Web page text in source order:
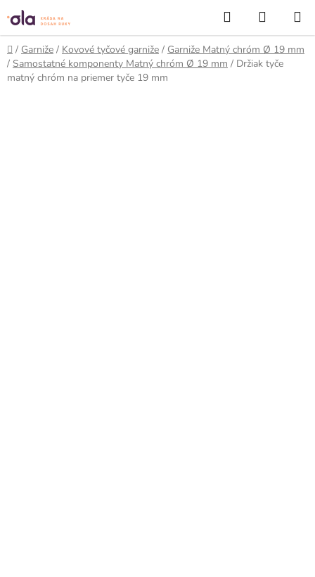
Prejsť
na
obsah
Hľadať
KOŠÍK
Domov
/ Garniže / Kovové tyčové garniže / Garniže Matný chróm Ø 19 mm
/ Samostatné komponenty Matný chróm Ø 19 mm / Držiak tyče
matný chróm na priemer tyče 19 mm